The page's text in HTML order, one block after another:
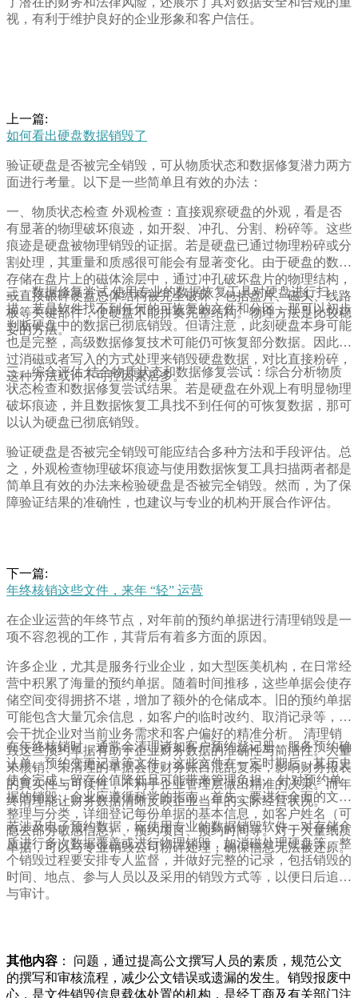
视，有利于维护良好的企业形象和客户信任。
上一篇:
如何看出硬盘数据销毁了
验证硬盘是否被完全销毁，可从物质状态和数据修复潜力两方
面进行考量。以下是一些简单且有效的办法：
一、物质状态检查 外观检查：直接观察硬盘的外观，看是否
有显著的物理破坏痕迹，如开裂、冲孔、分割、粉碎等。这些
痕迹是硬盘被物理销毁的证据。若是硬盘已通过物理粉碎或分
割处理，其重量和质感很可能会有显著变化。由于硬盘的数据
存储在盘片上的磁体涂层中，通过冲孔破坏盘片的物理结构，
或直接碾碎硬盘总体结构被完全破坏，包括盘片、磁头、线路
板等关键部件，使硬盘不能拼奏完整结构。物理方法是比较稳
妥的方法。
二、数据修复尝试 使用专业的数据恢复工具对硬盘进行扫
描。若是软件找不到任何的可恢复的文件和分区，那可以初步
判断硬盘中的数据已彻底销毁。但请注意，此刻硬盘本身可能
也是完整，高级数据修复技术可能仍可恢复部分数据。因此通
过消磁或者写入的方式处理来销毁硬盘数据，对比直接粉碎，
这种方法或许不可控因素居多。
三、综合评估 结合物质状态和数据修复尝试：综合分析物质
状态检查和数据修复尝试结果。若是硬盘在外观上有明显物理
破坏痕迹，并且数据恢复工具找不到任何的可恢复数据，那可
以认为硬盘已彻底销毁。
验证硬盘是否被完全销毁可能应结合多种方法和手段评估。总
之，外观检查物理破坏痕迹与使用数据恢复工具扫描两者都是
简单且有效的办法来检验硬盘是否被完全销毁。然而，为了保
障验证结果的准确性，也建议与专业的机构开展合作评估。
下一篇:
年终核销这些文件，来年 “轻” 运营
在企业运营的年终节点，对年前的预约单据进行清理销毁是一
项不容忽视的工作，其背后有着多方面的原因。
许多企业，尤其是服务行业企业，如大型医美机构，在日常经
营中积累了海量的预约单据。随着时间推移，这些单据会使存
储空间变得拥挤不堪，增加了额外的仓储成本。旧的预约单据
可能包含大量冗余信息，如客户的临时改约、取消记录等，这
会干扰企业对当前业务需求和客户偏好的精准分析。 清理销
毁这些预约单据有助于企业财务数据的准确性与简洁性。大量
未核销、未清理的单据会使财务账目混乱复杂，影响财务报表
的真实性与可读性，不利于企业管理层做出精准的决策。而年
终清理能让财务数据清晰反映企业当年的实际经营状况。
在年终核销时，通常会清理诸如客户预约登记册、服务预约确
认单、预约变更记录等文件。这些文件在一定时期后，其历史
使命完成，留存价值降低且可能带来管理负担。 针对预约单
据的销毁，企业应遵循科学的指南。首先，要进行全面的文件
整理与分类，详细登记每份单据的基本信息，如客户姓名（可
隐去部分敏感信息）、预约项目、预约时间等。对于大量纸质
单据，可以与专业销毁公司粉碎处理，确保信息无法被还原。
若涉及电子预约数据，应使用专业的数据销毁软件，对存储介
质进行多次数据覆盖或进行物理销毁，如消磁处理硬盘等。整
个销毁过程要安排专人监督，并做好完整的记录，包括销毁的
时间、地点、参与人员以及采用的销毁方式等，以便日后追溯
与审计。
其他内容 ： 问题，通过提高公文撰写人员的素质，规范公文
的撰写和审核流程，减少公文错误或遗漏的发生。销毁报废中
心，是文件销毁信息载体处置的机构，是经工商及有关部门注